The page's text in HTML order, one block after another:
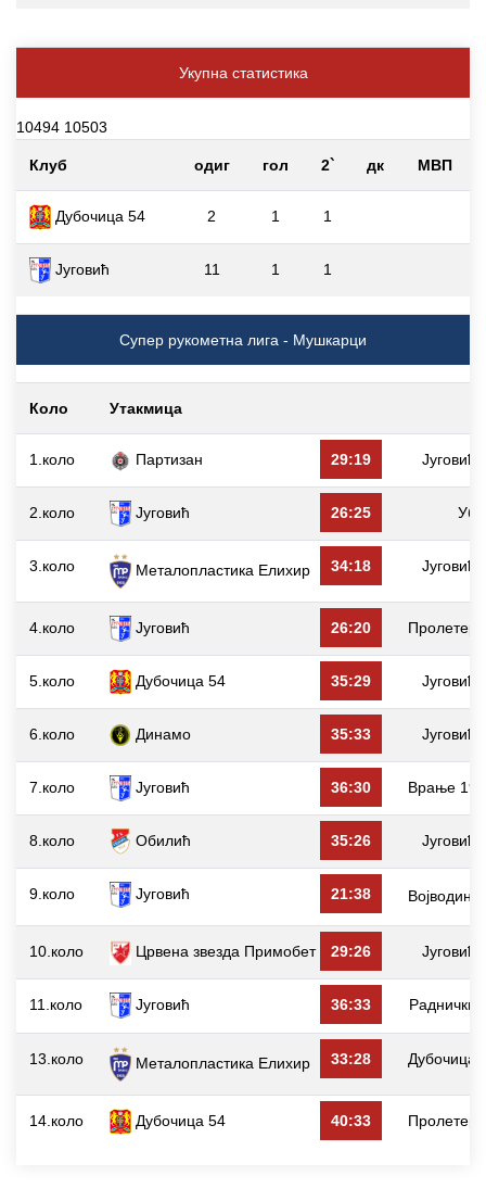
Укупна статистика
10494 10503
Клуб одиг гол 2` дк МВП
Дубочица 54 2 1 1
Југовић 11 1 1
Супер рукометна лига - Мушкарци
Коло Утакмица
1.коло Партизан 29:19 Југовић
2.коло Југовић 26:25 Уб
3.коло Металопластика Елиxир 34:18 Југовић
4.коло Југовић 26:20 Пролетер
5.коло Дубочица 54 35:29 Југовић
6.коло Динамо 35:33 Југовић
7.коло Југовић 36:30 Врање
8.коло Обилић 35:26 Југовић
9.коло Југовић 21:38 Војводина
10.коло Црвена звезда Примобет 29:26 Југовић
11.коло Југовић 36:33 Раднички
13.коло Металопластика Елиxир 33:28 Дубочица
14.коло Дубочица 54 40:33 Пролетер